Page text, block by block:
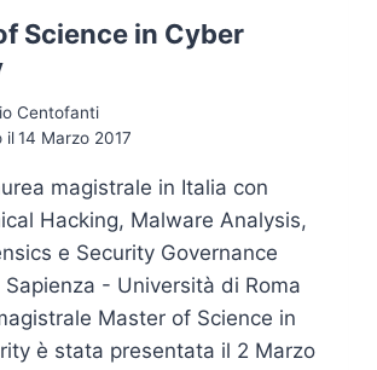
Science in Cyber
Centofanti
il 14 Marzo 2017
magistrale in Italia con
Hacking, Malware Analysis,
e Security Governance
- Università di Roma
Master of Science in
è stata presentata il 2 Marzo